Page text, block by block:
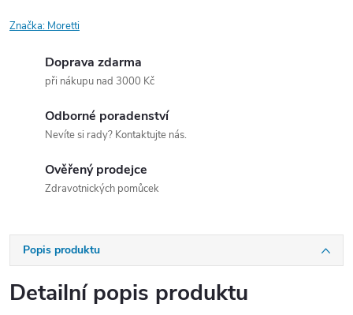
Značka: Moretti
Doprava zdarma
při nákupu nad 3000 Kč
Odborné poradenství
Nevíte si rady? Kontaktujte nás.
Ověřený prodejce
Zdravotnických pomůcek
Popis produktu
Detailní popis produktu